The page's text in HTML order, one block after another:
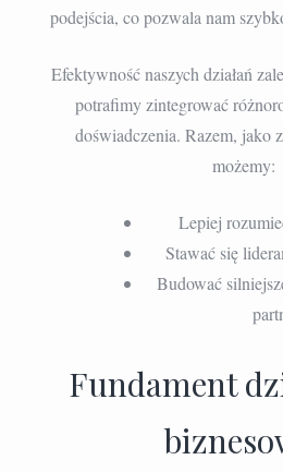
podejścia, co pozwala nam
Efektywność naszych działań
potrafimy zintegrować
doświadczenia. Razem, jako
możemy:
Lepiej
Stawać się
Budować
Fundament